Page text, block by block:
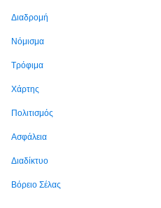
Διαδρομή
Νόμισμα
Τρόφιμα
Χάρτης
Πολιτισμός
Ασφάλεια
Διαδίκτυο
Βόρειο Σέλας